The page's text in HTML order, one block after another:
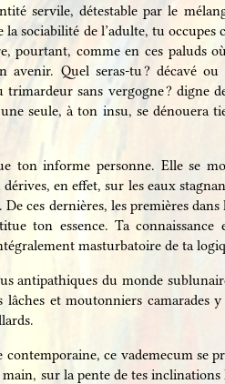
servile, détestable par le
sociabilité de l’adulte, tu occupes
pourtant, comme en ces paluds
Quel seras-tu ? décavé
sans vergogne ? digne
seule, à ton insu, se dénouera
ton informe personne. Elle se
en effet, sur les eaux
ces dernières, les premières
ton essence. Ta
masturbatoire de ta
antipathiques du monde
et moutonniers camarades
ce vademecum se
sur la pente de tes inclinations